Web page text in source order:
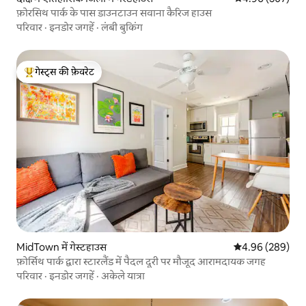
फ़ोरसिथ पार्क के पास डाउनटाउन सवाना कैरिज हाउस
परिवार ·इनडोर जगहें ·लंबी बुकिंग
गेस्ट्स का टॉप फ़ेवरेट
गेस्ट्स की फ़ेवरेट
MidTown में गेस्टहाउस औसत रेटिंग 5 में से
4.96 (289)
फ़ोर्सिथ पार्क द्वारा स्टारलैंड में पैदल दूरी पर मौजूद आरामदायक जगह
परिवार ·इनडोर जगहें · अकेले यात्रा